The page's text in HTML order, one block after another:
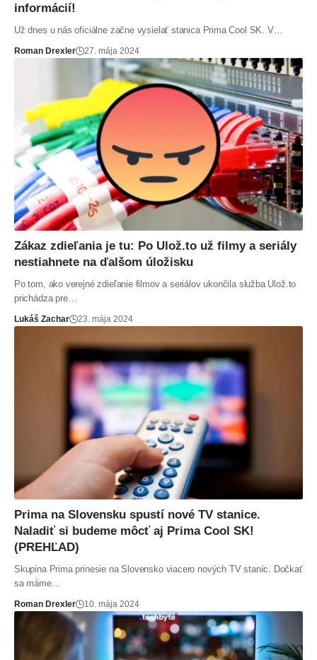
informácií!
Už dnes u nás oficiálne začne vysielať stanica Prima Cool SK. V…
Roman Drexler 27. mája 2024
Zákaz zdieľania je tu: Po Ulož.to už filmy a seriály
nestiahnete na ďalšom úložisku
Po tom, ako verejné zdieľanie filmov a seriálov ukončila služba Ulož.to
prichádza pre…
Lukáš Zachar 23. mája 2024
Prima na Slovensku spustí nové TV stanice.
Naladiť si budeme môcť aj Prima Cool SK!
(PREHĽAD)
Skupina Prima prinesie na Slovensko viacero nových TV staníc. Dočkať
sa máme…
Roman Drexler 10. mája 2024